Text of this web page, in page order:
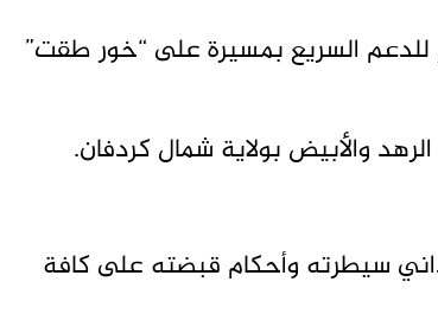
10 قتلى و30 مصابا بهجوم للدعم السريع بمسيرة على “خور طقت”
والأبيض بولاية شمال كردفان.
سيطرته وأحكام قبضته على كافة